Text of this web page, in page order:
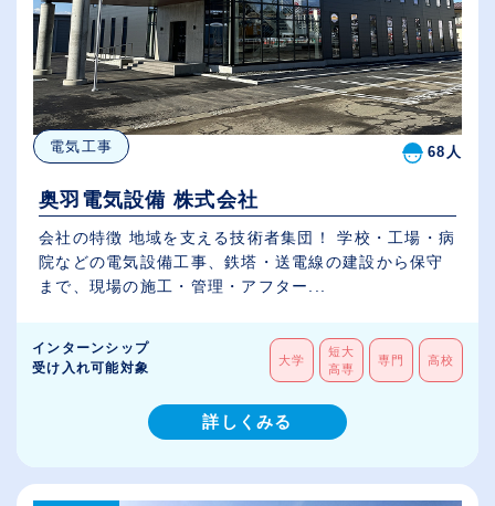
電気工事 68人
奥羽電気設備 株式会社
会社の特徴 地域を支える技術者集団！ 学校・工場・病
院などの電気設備工事、鉄塔・送電線の建設から保守
まで、現場の施工・管理・アフター...
インターンシップ
受け入れ可能対象
大学
短大
高専
専門 高校
詳しくみる